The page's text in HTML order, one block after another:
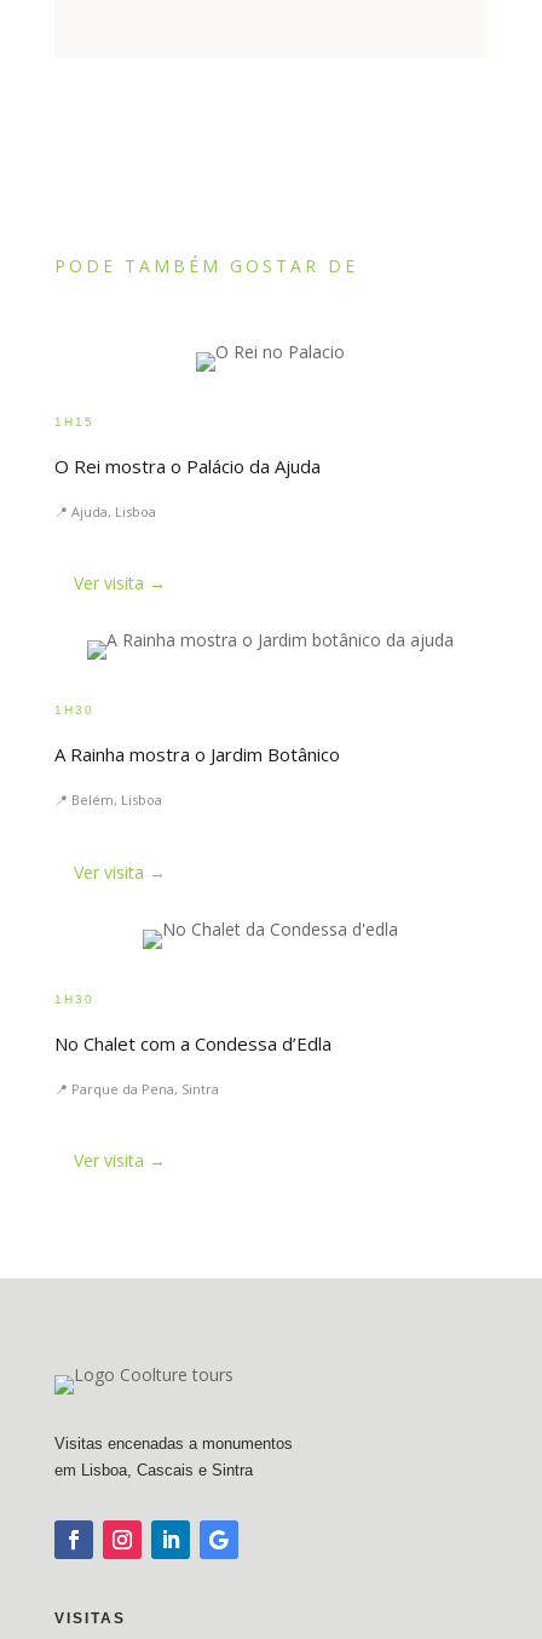
PODE TAMBÉM GOSTAR DE
1H15
O Rei mostra o Palácio da Ajuda
📍 Ajuda, Lisboa
Ver visita →
1H30
A Rainha mostra o Jardim Botânico
📍 Belém, Lisboa
Ver visita →
1H30
No Chalet com a Condessa d’Edla
📍 Parque da Pena, Sintra
Ver visita →
Visitas encenadas a monumentos
em Lisboa, Cascais e Sintra
VISITAS